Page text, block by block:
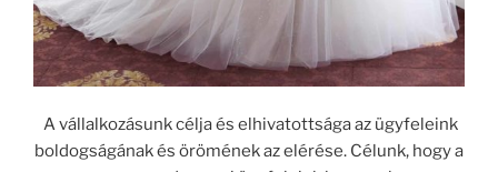
A vállalkozásunk célja és elhivatottsága az ügyfeleink
boldogságának és örömének az elérése. Célunk, hogy a